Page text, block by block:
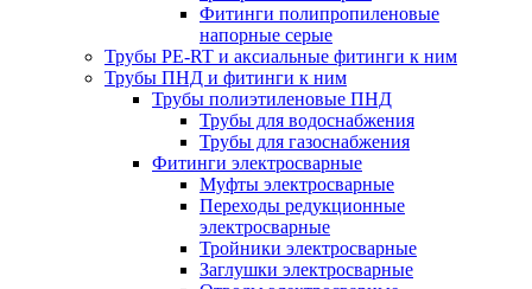
Фитинги полипропиленовые
напорные серые
Трубы PE-RT и аксиальные фитинги к ним
Трубы ПНД и фитинги к ним
Трубы полиэтиленовые ПНД
Трубы для водоснабжения
Трубы для газоснабжения
Фитинги электросварные
Муфты электросварные
Переходы редукционные
электросварные
Тройники электросварные
Заглушки электросварные